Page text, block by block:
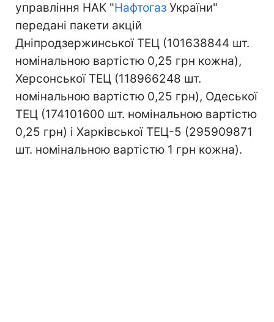
управління НАК "Нафтогаз України"
передані пакети акцій
Дніпродзержинської ТЕЦ (101638844 шт.
номінальною вартістю 0,25 грн кожна),
Херсонської ТЕЦ (118966248 шт.
номінальною вартістю 0,25 грн), Одеської
ТЕЦ (174101600 шт. номінальною вартістю
0,25 грн) і Харківської ТЕЦ-5 (295909871
шт. номінальною вартістю 1 грн кожна).